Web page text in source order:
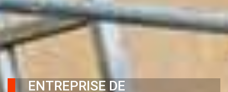
ENTREPRISE DE